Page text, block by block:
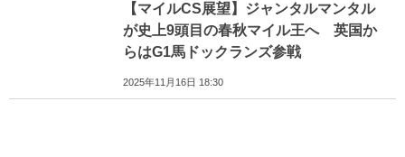
【マイルCS展望】ジャンタルマンタル
が史上9頭目の春秋マイル王へ 英国か
らはG1馬ドックランズ参戦
2025年11月16日 18:30